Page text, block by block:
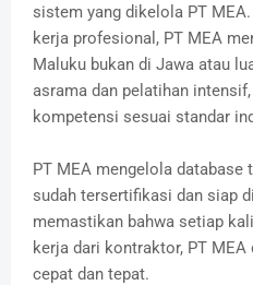
sistem yang dikelola PT
kerja profesional, PT MEA
Maluku bukan di Jawa atau
asrama dan pelatihan
kompetensi sesuai standar
PT MEA mengelola database
sudah tersertifikasi dan siap
memastikan bahwa setiap
kerja dari kontraktor, PT
cepat dan tepat.